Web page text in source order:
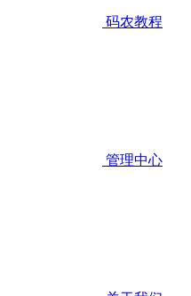
码农教程
管理中心